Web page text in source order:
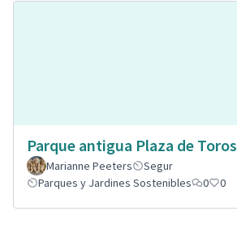
Parque antigua Plaza de Toros
Marianne Peeters
Segur
Parques y Jardines Sostenibles
0 0